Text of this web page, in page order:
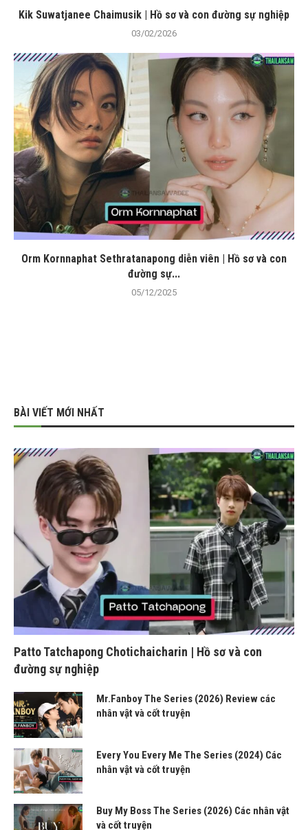
Kik Suwatjanee Chaimusik | Hồ sơ và con đường sự nghiệp
03/02/2026
Orm Kornnaphat Sethratanapong diễn viên | Hồ sơ và con
đường sự...
05/12/2025
BÀI VIẾT MỚI NHẤT
Patto Tatchapong Chotichaicharin | Hồ sơ và con
đường sự nghiệp
Mr.Fanboy The Series (2026) Review các
nhân vật và cốt truyện
Every You Every Me The Series (2024) Các
nhân vật và cốt truyện
Buy My Boss The Series (2026) Các nhân vật
và cốt truyện